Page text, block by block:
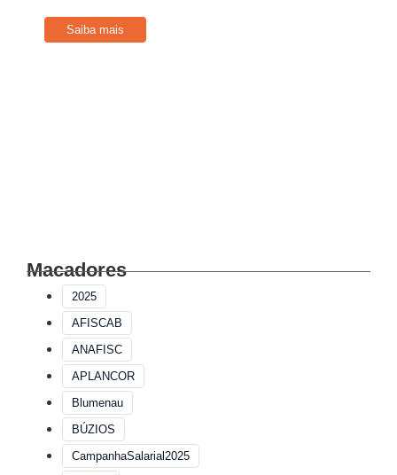
Saiba mais
Macadores
2025
AFISCAB
ANAFISC
APLANCOR
Blumenau
BÚZIOS
CampanhaSalarial2025